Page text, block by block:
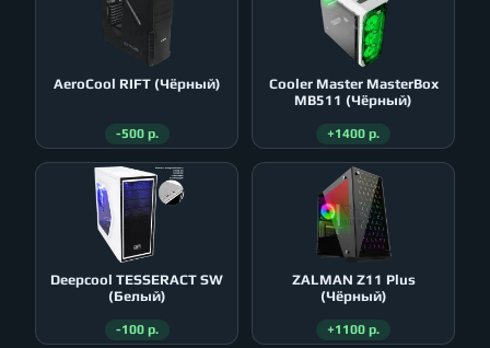
AeroСool RIFT (Чёрный)
-500 р.
Cooler Master MasterBox
MB511 (Чёрный)
+1400 р.
Deepcool TESSERACT SW
(Белый)
-100 р.
ZALMAN Z11 Plus
(Чёрный)
+1100 р.